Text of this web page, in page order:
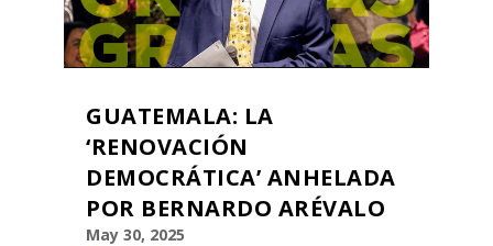
GUATEMALA: LA
‘RENOVACIÓN
DEMOCRÁTICA’ ANHELADA
POR BERNARDO ARÉVALO
May 30, 2025